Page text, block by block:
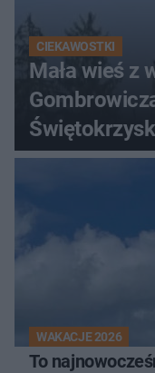
CIEKAWOSTKI
Mała wieś z
WAKACJE 2026
To